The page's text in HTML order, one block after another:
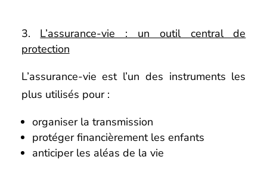
L’assurance-vie : un outil central de
protection
L’assurance-vie est l’un des instruments les
plus utilisés pour :
organiser la transmission
protéger financièrement les enfants
anticiper les aléas de la vie